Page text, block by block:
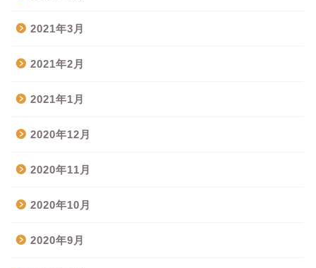
2021年3月
2021年2月
2021年1月
2020年12月
2020年11月
2020年10月
2020年9月